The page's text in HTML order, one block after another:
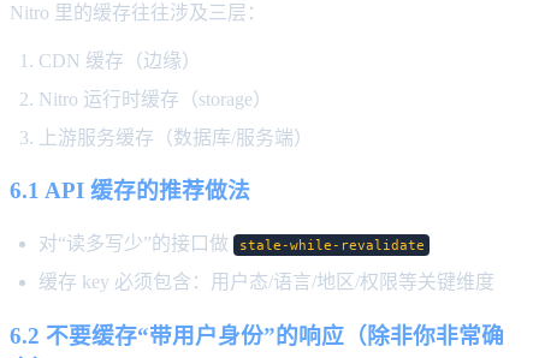
Nitro 里的缓存往往涉及三层：
CDN 缓存（边缘）
Nitro 运行时缓存（storage）
上游服务缓存（数据库/服务端）
6.1 API 缓存的推荐做法
对“读多写少”的接口做 stale-while-revalidate
缓存 key 必须包含：用户态/语言/地区/权限等关键维度
6.2 不要缓存“带用户身份”的响应（除非你非常确